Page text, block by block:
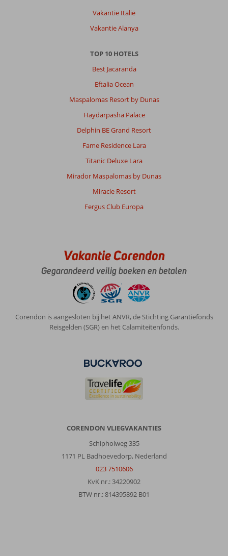
Vakantie Italië
Vakantie Alanya
TOP 10 HOTELS
Best Jacaranda
Eftalia Ocean
Maspalomas Resort by Dunas
Haydarpasha Palace
Delphin BE Grand Resort
Fame Residence Lara
Titanic Deluxe Lara
Mirador Maspalomas by Dunas
Miracle Resort
Fergus Club Europa
Vakantie Corendon
Gegarandeerd veilig boeken en betalen
Corendon is aangesloten bij het ANVR, de Stichting Garantiefonds
Reisgelden (SGR) en het Calamiteitenfonds.
CORENDON VLIEGVAKANTIES
Schipholweg 335
1171 PL Badhoevedorp, Nederland
023 7510606
KvK nr.: 34220902
BTW nr.: 814395892 B01